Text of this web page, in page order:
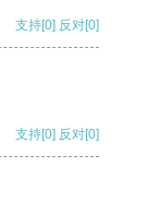
支持[0] 反对[0]
支持[0] 反对[0]